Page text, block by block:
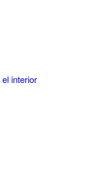
interior